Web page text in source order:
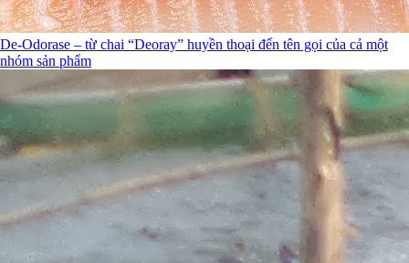
De-Odorase – từ chai “Deoray” huyền thoại đến tên gọi của cả một
nhóm sản phẩm